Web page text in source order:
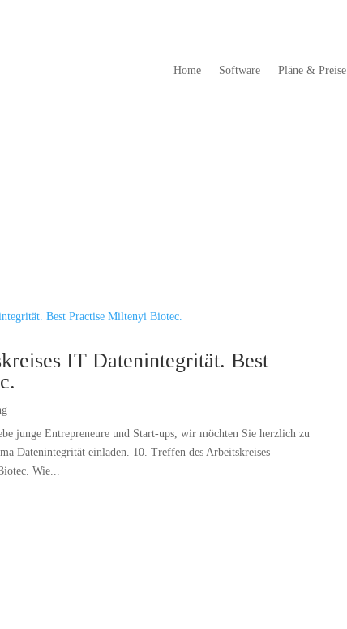
Home Software Pläne & Preise
IT Datenintegrität. Best
junge Entrepreneure und Start-ups, wir möchten Sie herzlich zu
Datenintegrität einladen. 10. Treffen des Arbeitskreises
Wie...